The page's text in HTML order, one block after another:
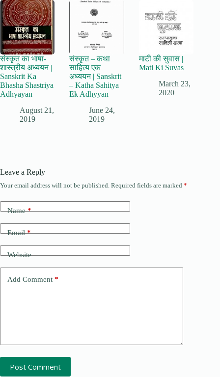
संस्कृत का भाषा-
शास्त्रीय अध्ययन |
Sanskrit Ka
Bhasha Shastriya
Adhyayan
August 21,
2019
संस्कृत – कथा
साहित्य एक
अध्ययन | Sanskrit
– Katha Sahitya
Ek Adhyyan
June 24,
2019
माटी की सुवास |
Mati Ki Suvas
March 23,
2020
Leave a Reply
Your email address will not be published. Required fields are marked *
Name*
Email*
Website
Add Comment *
Post Comment